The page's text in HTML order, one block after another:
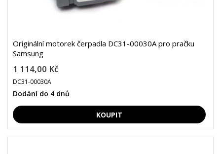
Originální motorek čerpadla DC31-00030A pro pračku
Samsung
1 114,00 Kč
DC31-00030A
Dodání do 4 dnů